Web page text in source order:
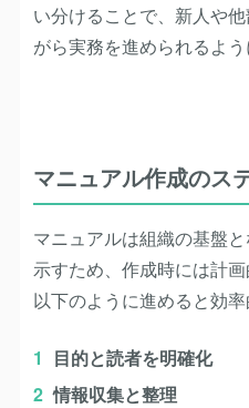
い分けることで、新人や
がら実務を進められるよう
マニュアル作成のス
マニュアルは組織の基盤
示すため、作成時には計画
以下のように進めると効率
目的と読者を明確化
情報収集と整理